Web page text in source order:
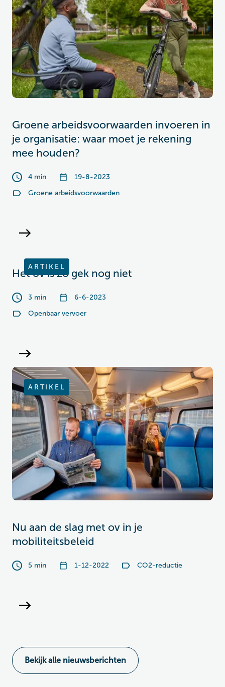
Groene arbeidsvoorwaarden invoeren in
je organisatie: waar moet je rekening
mee houden?
4 min
19-8-2023
Groene arbeidsvoorwaarden
ARTIKEL
Het ov is zo gek nog niet
3 min
6-6-2023
Openbaar vervoer
ARTIKEL
Nu aan de slag met ov in je
mobiliteitsbeleid
5 min 1-12-2022 CO2-reductie
Bekijk alle nieuwsberichten